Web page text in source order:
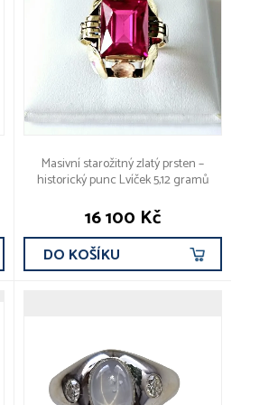
Masivní starožitný zlatý prsten –
historický punc Lvíček 5,12 gramů
16 100 Kč
DO KOŠÍKU